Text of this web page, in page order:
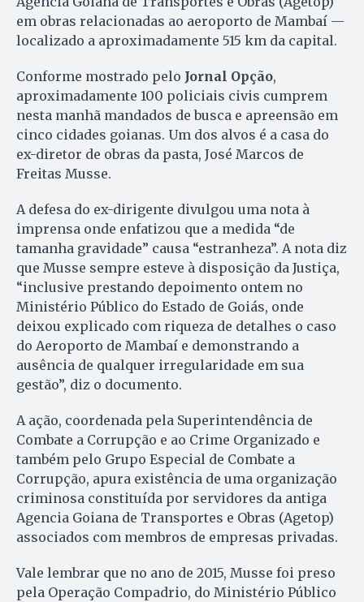
em obras relacionadas ao aeroporto de Mambaí —
localizado a aproximadamente 515 km da capital.
Conforme mostrado pelo Jornal Opção,
aproximadamente 100 policiais civis cumprem
nesta manhã mandados de busca e apreensão em
cinco cidades goianas. Um dos alvos é a casa do
ex-diretor de obras da pasta, José Marcos de
Freitas Musse.
A defesa do ex-dirigente divulgou uma nota à
imprensa onde enfatizou que a medida “de
tamanha gravidade” causa “estranheza”. A nota diz
que Musse sempre esteve à disposição da Justiça,
“inclusive prestando depoimento ontem no
Ministério Público do Estado de Goiás, onde
deixou explicado com riqueza de detalhes o caso
do Aeroporto de Mambaí e demonstrando a
ausência de qualquer irregularidade em sua
gestão”, diz o documento.
A ação, coordenada pela Superintendência de
Combate a Corrupção e ao Crime Organizado e
também pelo Grupo Especial de Combate a
Corrupção, apura existência de uma organização
criminosa constituída por servidores da antiga
Agencia Goiana de Transportes e Obras (Agetop)
associados com membros de empresas privadas.
Vale lembrar que no ano de 2015, Musse foi preso
pela Operação Compadrio, do Ministério Público